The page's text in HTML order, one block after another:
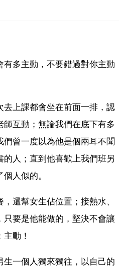
多主動，不要錯過對你主動
去上課都會坐在前面一排，認
互動；無論我們在底下有多
曾一度以為他是個兩耳不聞
的人；直到他喜歡上我們班另
人似的。
還幫女生佔位置；接熱水、
要是他能做的，堅決不會讓
動！
生一個人獨來獨往，以自己的